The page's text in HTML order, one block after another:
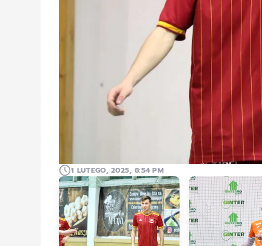
1 LUTEGO, 2025, 8:54 PM